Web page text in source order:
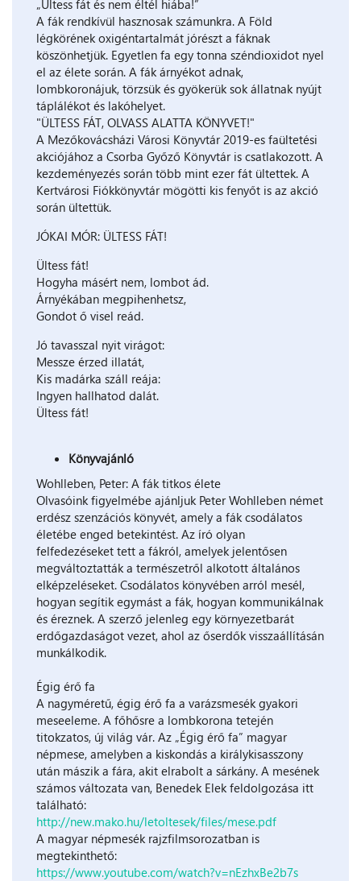
„Ültess fát és nem éltél hiába!”
A fák rendkívül hasznosak számunkra. A Föld
légkörének oxigéntartalmát jórészt a fáknak
köszönhetjük. Egyetlen fa egy tonna széndioxidot nyel
el az élete során. A fák árnyékot adnak,
lombkoronájuk, törzsük és gyökerük sok állatnak nyújt
táplálékot és lakóhelyet.
"ÜLTESS FÁT, OLVASS ALATTA KÖNYVET!"
A Mezőkovácsházi Városi Könyvtár 2019-es faültetési
akciójához a Csorba Győző Könyvtár is csatlakozott. A
kezdeményezés során több mint ezer fát ültettek. A
Kertvárosi Fiókkönyvtár mögötti kis fenyőt is az akció
során ültettük.
JÓKAI MÓR: ÜLTESS FÁT!
Ültess fát!
Hogyha másért nem, lombot ád.
Árnyékában megpihenhetsz,
Gondot ő visel reád.
Jó tavasszal nyit virágot:
Messze érzed illatát,
Kis madárka száll reája:
Ingyen hallhatod dalát.
Ültess fát!
Könyvajánló
Wohlleben, Peter: A fák titkos élete
Olvasóink figyelmébe ajánljuk Peter Wohlleben német
erdész szenzációs könyvét, amely a fák csodálatos
életébe enged betekintést. Az író olyan
felfedezéseket tett a fákról, amelyek jelentősen
megváltoztatták a természetről alkotott általános
elképzeléseket. Csodálatos könyvében arról mesél,
hogyan segítik egymást a fák, hogyan kommunikálnak
és éreznek. A szerző jelenleg egy környezetbarát
erdőgazdaságot vezet, ahol az őserdők visszaállításán
munkálkodik.
Égig érő fa
A nagyméretű, égig érő fa a varázsmesék gyakori
meseeleme. A főhősre a lombkorona tetején
titokzatos, új világ vár. Az „Égig érő fa” magyar
népmese, amelyben a kiskondás a királykisasszony
után mászik a fára, akit elrabolt a sárkány. A mesének
számos változata van, Benedek Elek feldolgozása itt
található:
http://new.mako.hu/letoltesek/files/mese.pdf
A magyar népmesék rajzfilmsorozatban is
megtekinthető:
https://www.youtube.com/watch?v=nEzhxBe2b7s